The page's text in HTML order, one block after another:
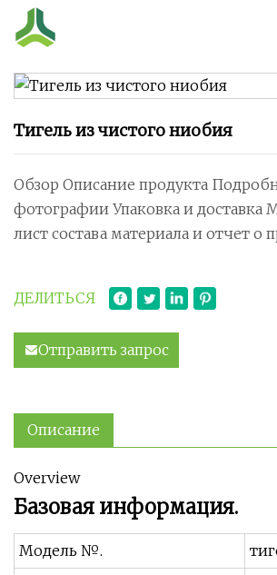
Тигель из чистого ниобия
Обзор Описание продукта
фотографии Упаковка и доставка
лист состава материала и отчет о
ДЕЛИТЬСЯ
Отправить запрос
Описание
Overview
Базовая информация.
Модель №.